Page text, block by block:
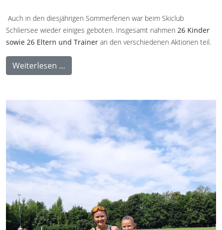
Auch in den diesjährigen Sommerferien war beim Skiclub
Schliersee wieder einiges geboten. Insgesamt nahmen 26 Kinder
sowie 26 Eltern und Trainer an den verschiedenen Aktionen teil.
Weiterlesen …